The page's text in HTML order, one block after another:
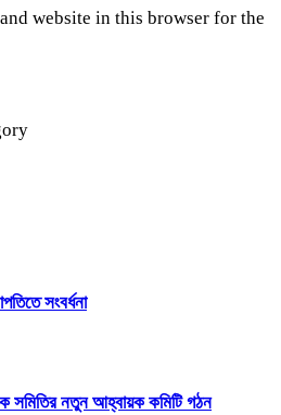
website in this browser for the
সংবর্ধনা
সমিতির নতুন আহ্বায়ক কমিটি গঠন